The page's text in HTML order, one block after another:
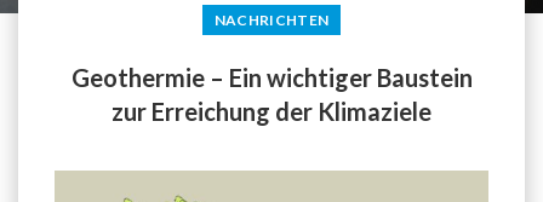
NACHRICHTEN
Geothermie – Ein wichtiger Baustein
zur Erreichung der Klimaziele